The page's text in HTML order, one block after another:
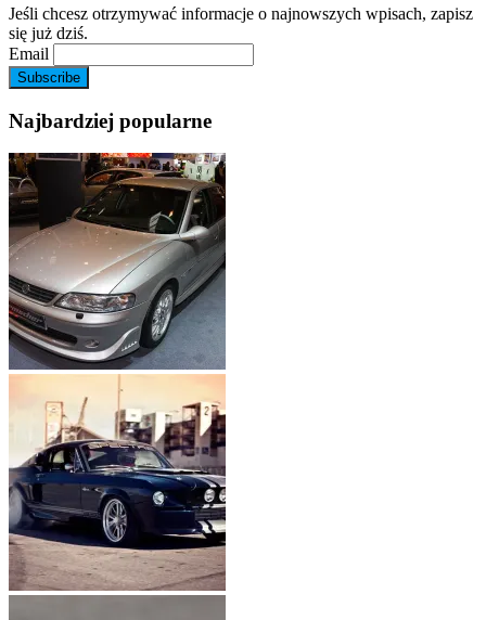
Jeśli chcesz otrzymywać informacje o najnowszych wpisach, zapisz
się już dziś.
Email
Najbardziej popularne